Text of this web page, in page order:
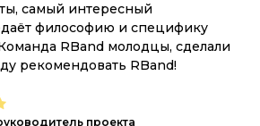
самый интересный
философию и специфику
RBand молодцы, сделали
рекомендовать RBand!
проекта